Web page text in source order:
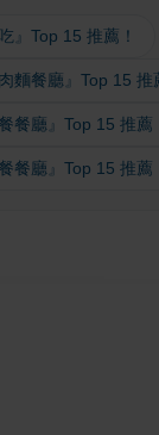
』Top 15 推薦！
麵餐廳』Top 15 推
餐廳』Top 15 推薦
餐廳』Top 15 推薦